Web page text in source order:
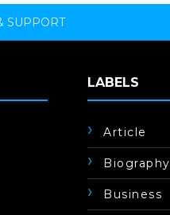
SUPPORT
LABELS
Article
Biography
Business